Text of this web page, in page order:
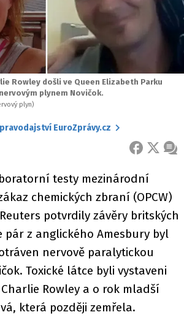
Rowley došli ve Queen Elizabeth Parku
plynem Novičok.
plyn)
EuroZprávy.cz
FACEBOOK
X
testy mezinárodní
chemických zbraní (OPCW)
potvrdily závěry britských
pár z anglického Amesbury byl
nervově paralytickou
Toxické látce byli vystaveni
Rowley a o rok mladší
která později zemřela.